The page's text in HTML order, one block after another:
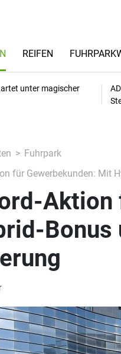
REIFEN
unter magischer
Fuhrpark
für Gewerbekunden: Mit
Aktion
Bonus